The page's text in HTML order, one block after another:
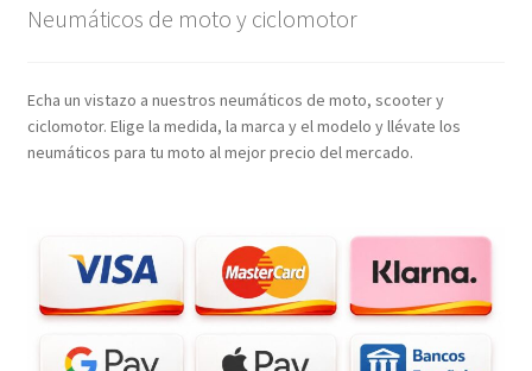
Neumáticos de moto y ciclomotor
Echa un vistazo a nuestros neumáticos de moto, scooter y
ciclomotor. Elige la medida, la marca y el modelo y llévate los
neumáticos para tu moto al mejor precio del mercado.